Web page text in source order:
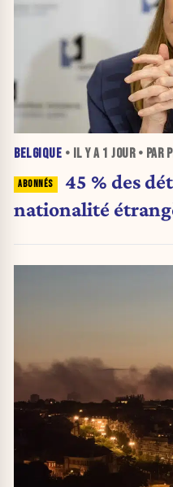
BELGIQUE • IL Y A 1 JOUR• PAR
45 % des
nationalité